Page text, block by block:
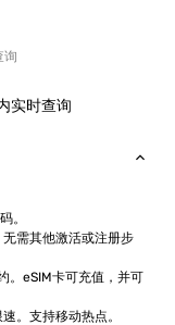
询
实时查询
。
需其他激活或注册步
。eSIM卡可充值，并可
。支持移动热点。